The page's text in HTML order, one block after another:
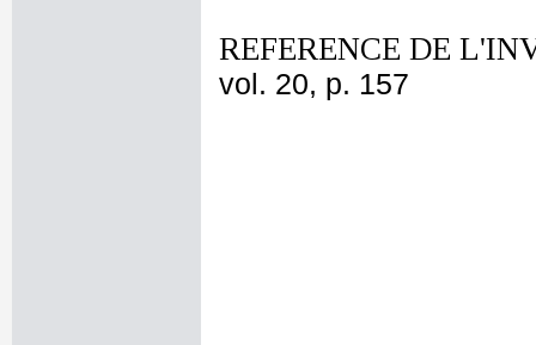
REFERENCE DE
vol. 20, p. 157